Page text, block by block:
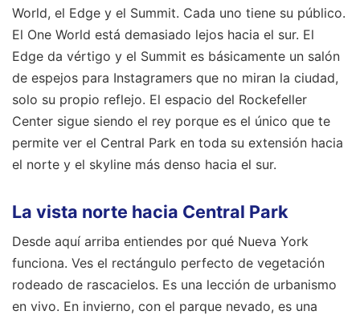
World, el Edge y el Summit. Cada uno tiene su público.
El One World está demasiado lejos hacia el sur. El
Edge da vértigo y el Summit es básicamente un salón
de espejos para Instagramers que no miran la ciudad,
solo su propio reflejo. El espacio del Rockefeller
Center sigue siendo el rey porque es el único que te
permite ver el Central Park en toda su extensión hacia
el norte y el skyline más denso hacia el sur.
La vista norte hacia Central Park
Desde aquí arriba entiendes por qué Nueva York
funciona. Ves el rectángulo perfecto de vegetación
rodeado de rascacielos. Es una lección de urbanismo
en vivo. En invierno, con el parque nevado, es una